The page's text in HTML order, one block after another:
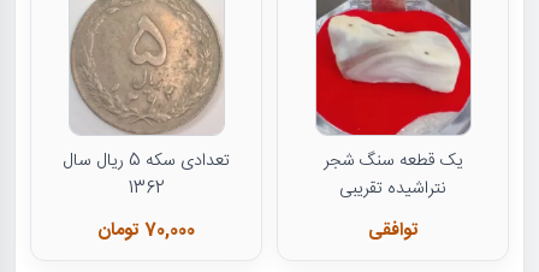
یک قطعه سنگ شجر
نتراشیده تقریبی
توافقی
تعدادی سکه 5 ریال سال
1362
70,000 تومان